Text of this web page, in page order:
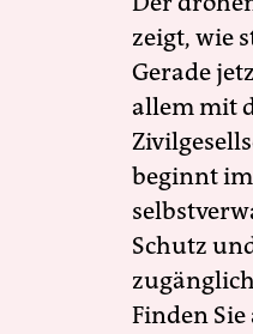
zeigt, wie
Gerade
allem mit
beginnt
Schutz
Finden